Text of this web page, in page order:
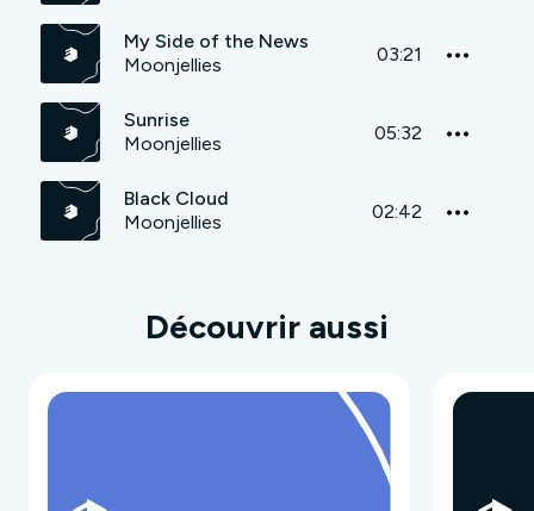
My Side of the News
Moonjellies
03:21
Sunrise
Moonjellies
05:32
Black Cloud
Moonjellies
02:42
Découvrir aussi